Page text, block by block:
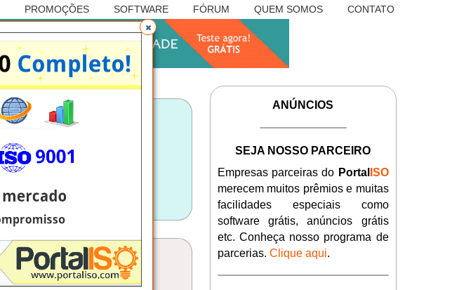
PROMOÇÕES SOFTWARE FÓRUM QUEM SOMOS CONTATO
Anúncio
ANÚNCIOS
SEJA NOSSO PARCEIRO
Empresas parceiras do PortalISO
merecem muitos prêmios e muitas
facilidades especiais como
software grátis, anúncios grátis
etc. Conheça nosso programa de
parcerias. Clique aqui.